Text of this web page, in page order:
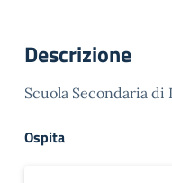
Descrizione
Scuola Secondaria di
Ospita